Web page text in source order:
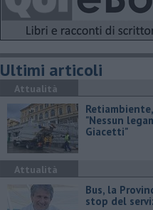
Ultimi articoli
Attualità
"Nessun
Giacetti"
Attualità
Bus, la
stop del